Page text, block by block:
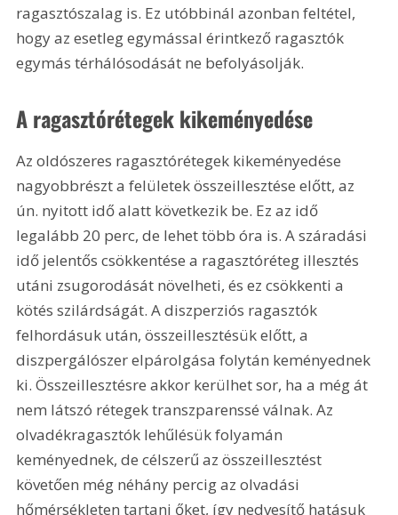
ragasztószalag is. Ez utóbbinál azonban feltétel,
hogy az esetleg egymással érintkező ragasztók
egymás térhálósodását ne befolyásolják.
A ragasztórétegek kikeményedése
Az oldószeres ragasztórétegek kikeményedése
nagyobbrészt a felületek összeillesztése előtt, az
ún. nyitott idő alatt következik be. Ez az idő
legalább 20 perc, de lehet több óra is. A száradási
idő jelentős csökkentése a ragasztóréteg illesztés
utáni zsugorodását növelheti, és ez csökkenti a
kötés szilárdságát. A diszperziós ragasztók
felhordásuk után, összeillesztésük előtt, a
diszpergálószer elpárolgása folytán keményednek
ki. Összeillesztésre akkor kerülhet sor, ha a még át
nem látszó rétegek transzparenssé válnak. Az
olvadékragasztók lehűlésük folyamán
keményednek, de célszerű az összeillesztést
követően még néhány percig az olvadási
hőmérsékleten tartani őket, így nedvesítő hatásuk